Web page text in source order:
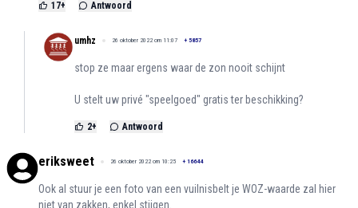
17+ Antwoord
umhz 26 oktober 2022 om 11:07 + 5857
stop ze maar ergens waar de zon nooit schijnt
U stelt uw privé "speelgoed" gratis ter beschikking?
2+ Antwoord
eriksweet 26 oktober 2022 om 10:25 + 16644
Ook al stuur je een foto van een vuilnisbelt je WOZ-waarde zal hier
niet van zakken, enkel stijgen.